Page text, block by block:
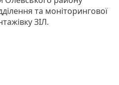
та моніторингової
ЗІЛ.